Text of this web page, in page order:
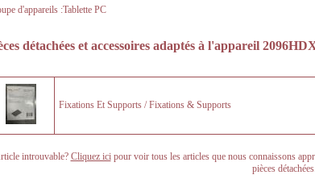
d'appareils :Tablette PC
détachées et accessoires adaptés à l'appareil
Fixations Et Supports / Fixations & Supports
introuvable? Cliquez icipour voir tous les articles que nous connaissons
pièces détachées.